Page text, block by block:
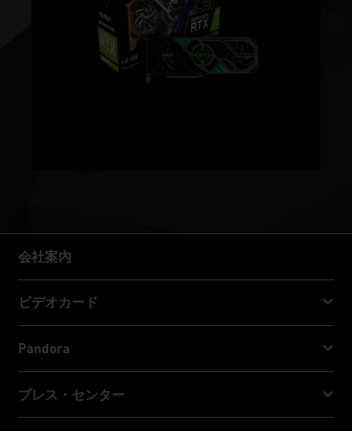
会社案内
会社案内
ビデオカード
GeForce RTX™ 40 Series
GeForce RTX™ 30 Series
Pandora
NVIDIA Jetson Orin™ NX Super
NVIDIA Jetson Orin™ Nano Super
プレス・センター